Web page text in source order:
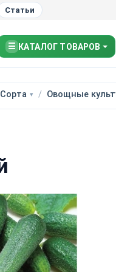
Статьи
☰ КАТАЛОГ ТОВАРОВ
Сорта Овощные